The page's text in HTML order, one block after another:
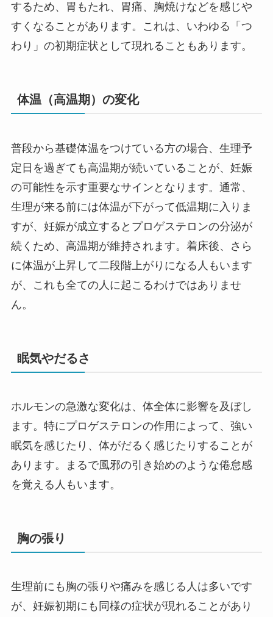
するため、胃もたれ、胃痛、胸焼けなどを感じや
すくなることがあります。これは、いわゆる「つ
わり」の初期症状として現れることもあります。
体温（高温期）の変化
普段から基礎体温をつけている方の場合、生理予
定日を過ぎても高温期が続いていることが、妊娠
の可能性を示す重要なサインとなります。通常、
生理が来る前には体温が下がって低温期に入りま
すが、妊娠が成立するとプロゲステロンの分泌が
続くため、高温期が維持されます。着床後、さら
に体温が上昇して二段階上がりになる人もいます
が、これも全ての人に起こるわけではありませ
ん。
眠気やだるさ
ホルモンの急激な変化は、体全体に影響を及ぼし
ます。特にプロゲステロンの作用によって、強い
眠気を感じたり、体がだるく感じたりすることが
あります。まるで風邪の引き始めのような倦怠感
を覚える人もいます。
胸の張り
生理前にも胸の張りや痛みを感じる人は多いです
が、妊娠初期にも同様の症状が現れることがあり